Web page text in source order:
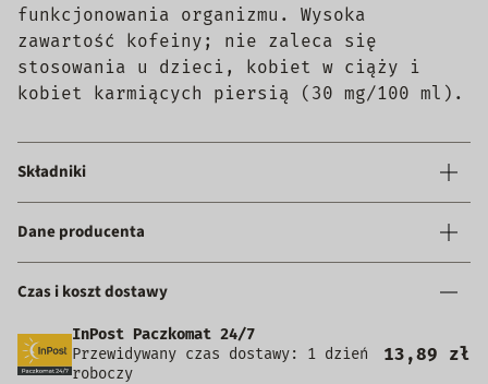
funkcjonowania organizmu. Wysoka
zawartość kofeiny; nie zaleca się
stosowania u dzieci, kobiet w ciąży i
kobiet karmiących piersią (30 mg/100 ml).
Składniki
Dane producenta
Czas i koszt dostawy
InPost Paczkomat 24/7
Przewidywany czas dostawy: 1 dzień
roboczy
13,89 zł